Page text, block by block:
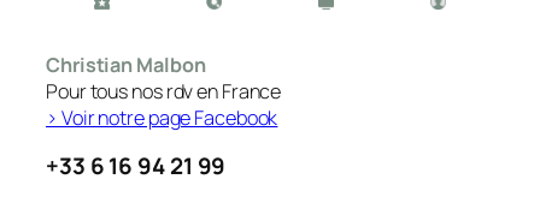
Christian Malbon
Pour tous nos rdv en France
> Voir notre page Facebook
+33 6 16 94 21 99